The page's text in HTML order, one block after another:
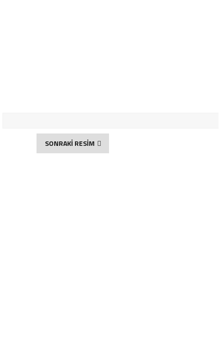
SONRAKİ RESİM